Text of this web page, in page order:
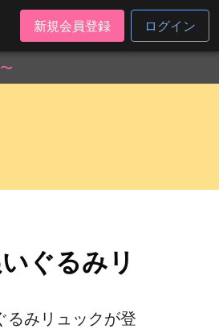
新規会員登録 ログイン
ぐるみリ
るみリュックが登